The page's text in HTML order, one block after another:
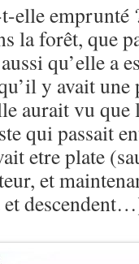
elle emprunté
la forêt, que
qu’elle a
y avait
aurait vu
qui passait
etre plate
et
et